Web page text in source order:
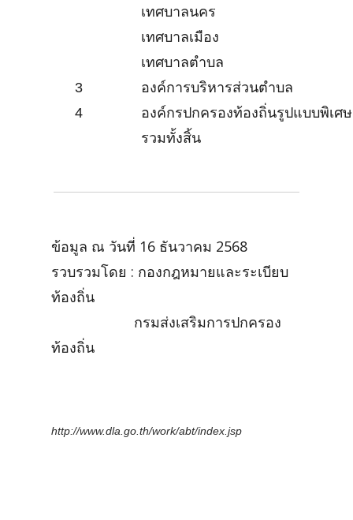
เทศบาลนคร
เทศบาลเมือง
เทศบาลตำบล
3
องค์การบริหารส่วนตำบล
4
องค์กรปกครองท้องถิ่นรูปแบบพิเศ
รวมทั้งสิ้น
ข้อมูล ณ วันที่ 16 ธันวาคม 2568
รวบรวมโดย : กองกฎหมายและระเบียบ
ท้องถิ่น
กรมส่งเสริมการปกครอง
ท้องถิ่น
http://www.dla.go.th/work/abt/index.jsp